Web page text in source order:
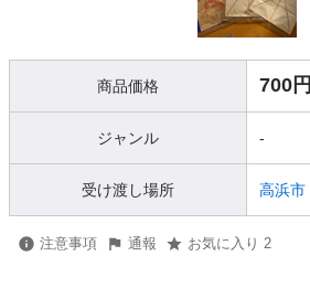
商品価格 700円
ジャンル -
受け渡し場所 高浜市
注意事項 通報 お気に入り 2